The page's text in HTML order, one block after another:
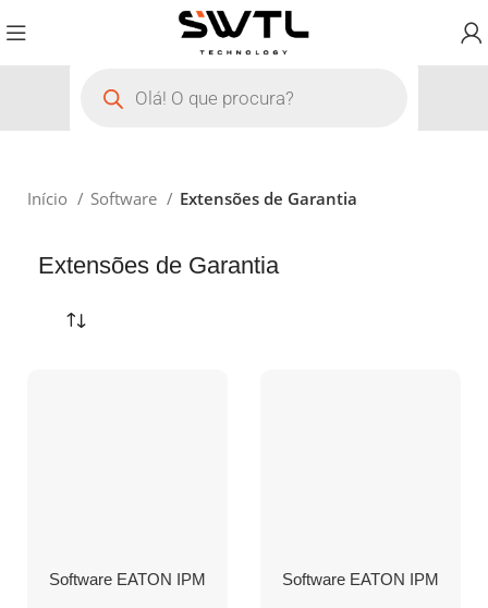
Início Software Extensões de Garantia
Extensões de Garantia
Software EATON IPM
Software EATON IPM